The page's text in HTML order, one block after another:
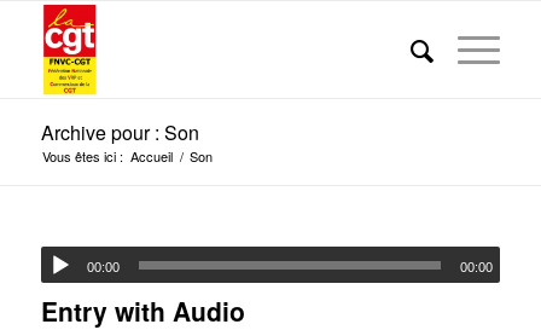
Archive pour : Son
Vous êtes ici : Accueil / Son
00:00 00:00
Entry with Audio